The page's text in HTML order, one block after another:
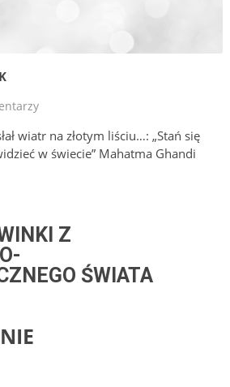
wiatr na złotym liściu…: „Stań się
w świecie” Mahatma Ghandi
Z
ŚWIATA